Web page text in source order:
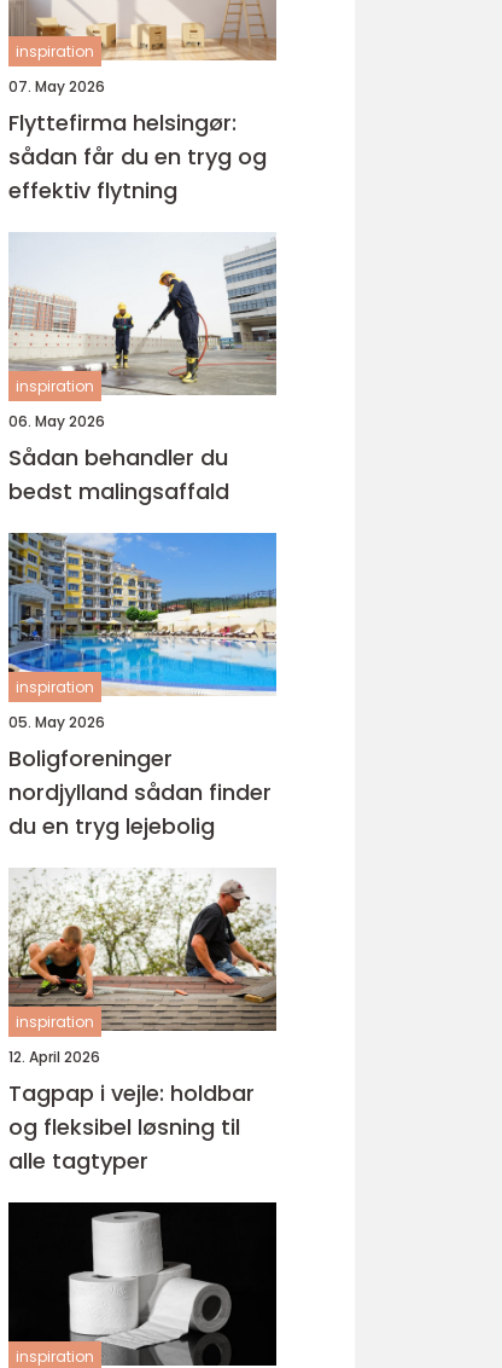
inspiration
07. May 2026
Flyttefirma helsingør:
sådan får du en tryg og
effektiv flytning
inspiration
06. May 2026
Sådan behandler du
bedst malingsaffald
inspiration
05. May 2026
Boligforeninger
nordjylland sådan finder
du en tryg lejebolig
inspiration
12. April 2026
Tagpap i vejle: holdbar
og fleksibel løsning til
alle tagtyper
inspiration